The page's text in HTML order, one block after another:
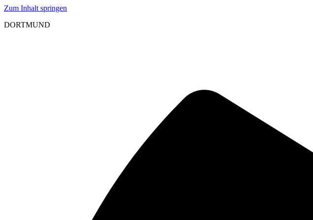
Zum Inhalt springen
DORTMUND